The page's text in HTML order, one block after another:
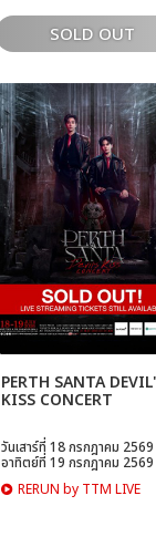
SOLD OUT
PERTH SANTA
KISS CONCERT
วันเสาร์ที่ 18 กรกฎาคม
อาทิตย์ที่ 19 กรกฎาคม 2569
RERUN by TTM LIVE